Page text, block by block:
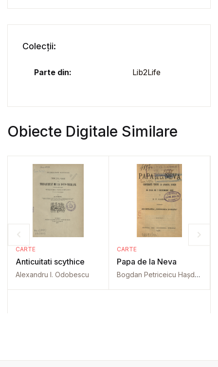
Colecții:
Parte din: Lib2Life
Obiecte Digitale Similare
CARTE
Anticuitati scythice
Alexandru I. Odobescu
CARTE
Papa de la Neva
Bogdan Petriceicu Hașdeu